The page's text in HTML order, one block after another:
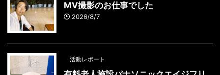
MV撮影のお仕事でした
2026/8/7
活動レポート